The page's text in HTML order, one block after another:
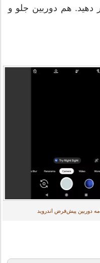
دهید. هم دوربین جلو و
دوربین پیش‌فرض اندروید